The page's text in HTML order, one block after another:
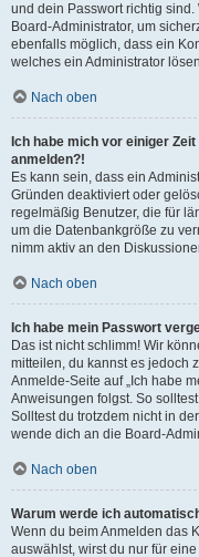
und dein Passwort richtig
Board-Administrator, um
ebenfalls möglich, dass ein
welches ein Administrator
Nach oben
Ich habe mich vor einiger
anmelden?!
Es kann sein, dass ein
Gründen deaktiviert oder
regelmäßig Benutzer, die für
um die Datenbankgröße zu
nimm aktiv an den
Nach oben
Ich habe mein Passwort
Das ist nicht schlimm! Wir
mitteilen, du kannst es jedoch
Anmelde-Seite auf „Ich habe
Anweisungen folgst. So
Solltest du trotzdem nicht in
wende dich an die Board-
Nach oben
Warum werde ich
Wenn du beim Anmelden das
auswählst, wirst du nur für